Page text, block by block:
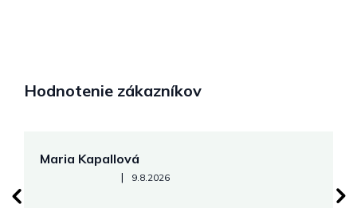
Hodnotenie zákazníkov
Maria Kapallová
Hodnotenie obchodu je 5 z 5 hviezdičiek.
| 9.8.2026